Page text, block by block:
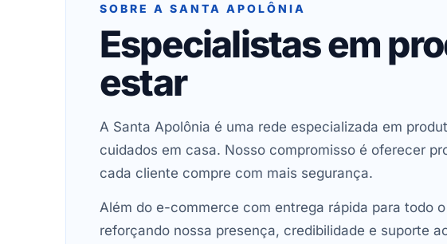
SOBRE A SANTA APOLÔNIA
Especialistas em
estar
A Santa Apolônia é uma rede especializada em
cuidados em casa. Nosso compromisso é oferecer
cada cliente compre com mais segurança.
Além do e-commerce com entrega rápida para todo
reforçando nossa presença, credibilidade e suporte